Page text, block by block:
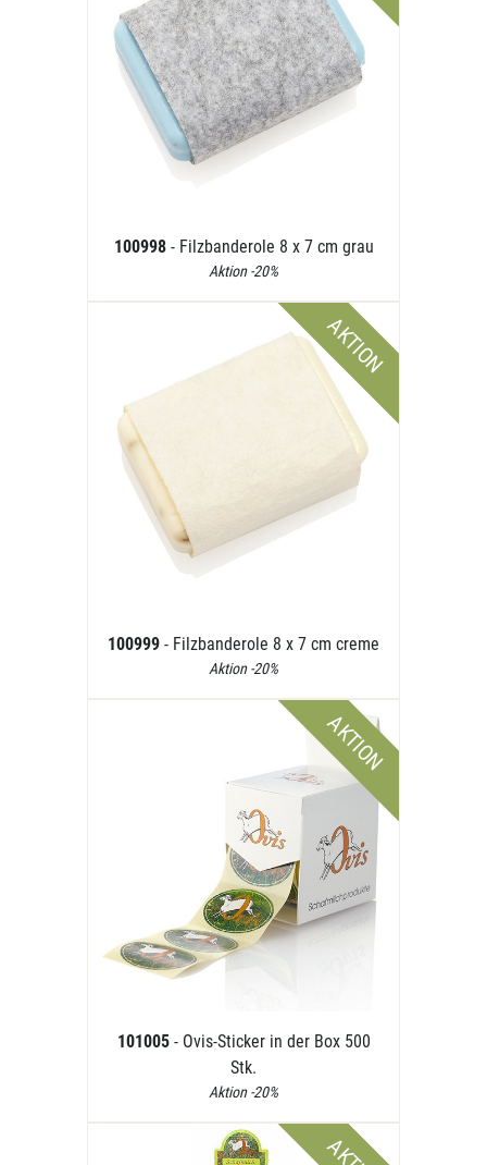
100998 - Filzbanderole 8 x 7 cm grau
Aktion -20%
AKTION
100999 - Filzbanderole 8 x 7 cm creme
Aktion -20%
AKTION
101005 - Ovis-Sticker in der Box 500
Stk.
Aktion -20%